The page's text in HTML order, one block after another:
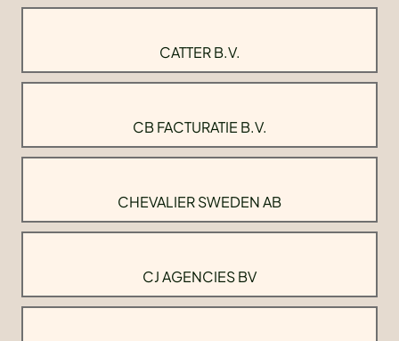
CATTER B.V.
CB FACTURATIE B.V.
CHEVALIER SWEDEN AB
CJ AGENCIES BV